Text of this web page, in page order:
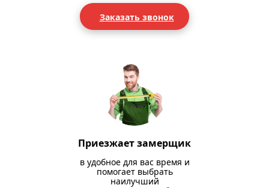
Заказать звонок
Приезжает замерщик
в удобное для вас время и
помогает выбрать
наилучший